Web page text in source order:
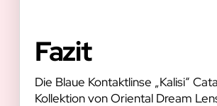
Fazit
Die Blaue Kontaktlinse „Kalisi“
Kollektion von Oriental Dream